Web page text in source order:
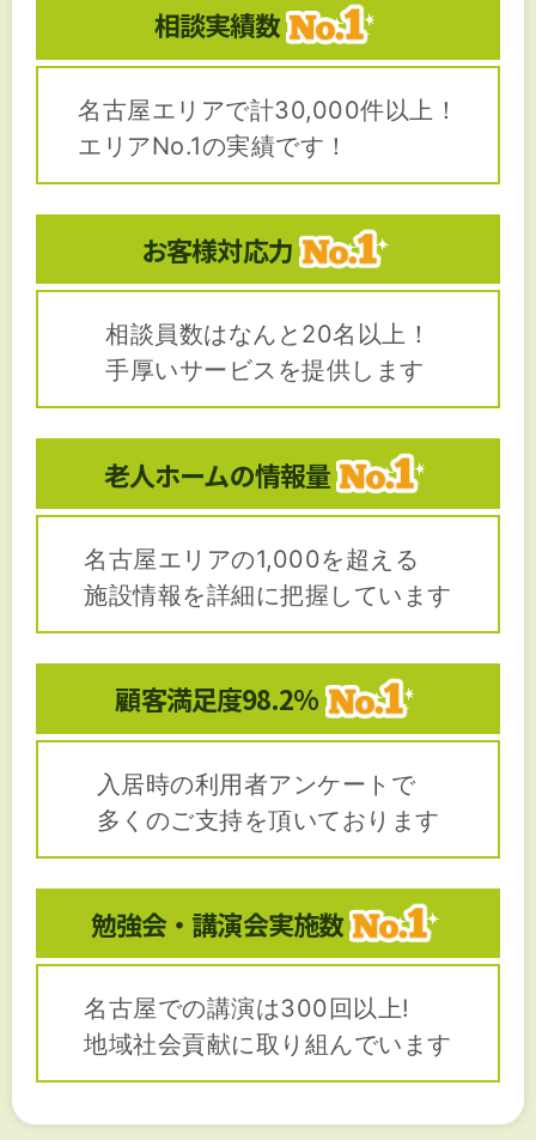
相談実績数
名古屋エリアで計30,000件以上！
エリアNo.1の実績です！
お客様対応力
相談員数はなんと20名以上！
手厚いサービスを提供します
老人ホームの情報量
名古屋エリアの1,000を超える
施設情報を詳細に把握しています
顧客満足度98.2%
入居時の利用者アンケートで
多くのご支持を頂いております
勉強会・講演会実施数
名古屋での講演は300回以上!
地域社会貢献に取り組んでいます